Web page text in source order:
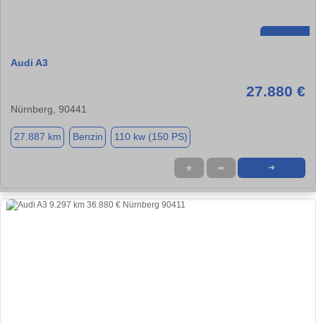
Audi A3
27.880 €
Nürnberg, 90441
27.887 km Benzin 110 kw (150 PS)
★ ➦ ➜